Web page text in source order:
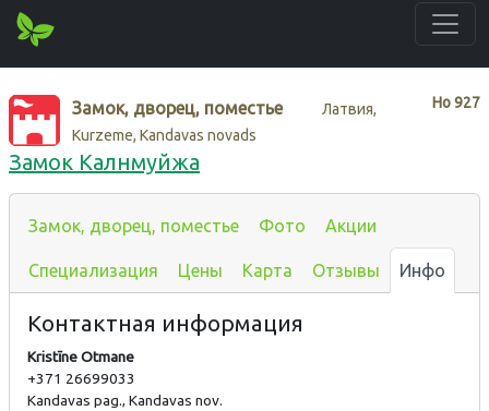
Нo927
Замок, дворец, поместье
Латвия,
Kurzeme, Kandavas novads
Замок Калнмуйжа
Замок, дворец, поместье Фото Акции
Специализация Цены Карта Отзывы Инфо
Контактная информация
Kristīne Otmane
+371 26699033
Kandavas pag., Kandavas nov.